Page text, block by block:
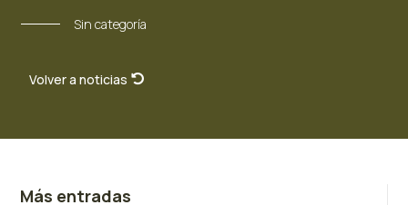
Sin categoría
Volver a noticias
Más entradas